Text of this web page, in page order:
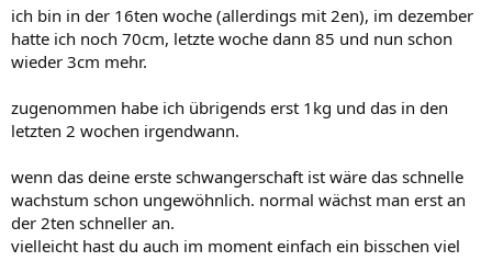
ich bin in der 16ten woche (allerdings mit 2en), im dezember
hatte ich noch 70cm, letzte woche dann 85 und nun schon
wieder 3cm mehr.
zugenommen habe ich übrigends erst 1kg und das in den
letzten 2 wochen irgendwann.
wenn das deine erste schwangerschaft ist wäre das schnelle
wachstum schon ungewöhnlich. normal wächst man erst an
der 2ten schneller an.
vielleicht hast du auch im moment einfach ein bisschen viel